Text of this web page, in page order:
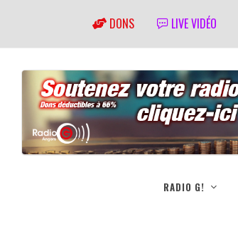
DONS LIVE VIDÉO
RADIO G!